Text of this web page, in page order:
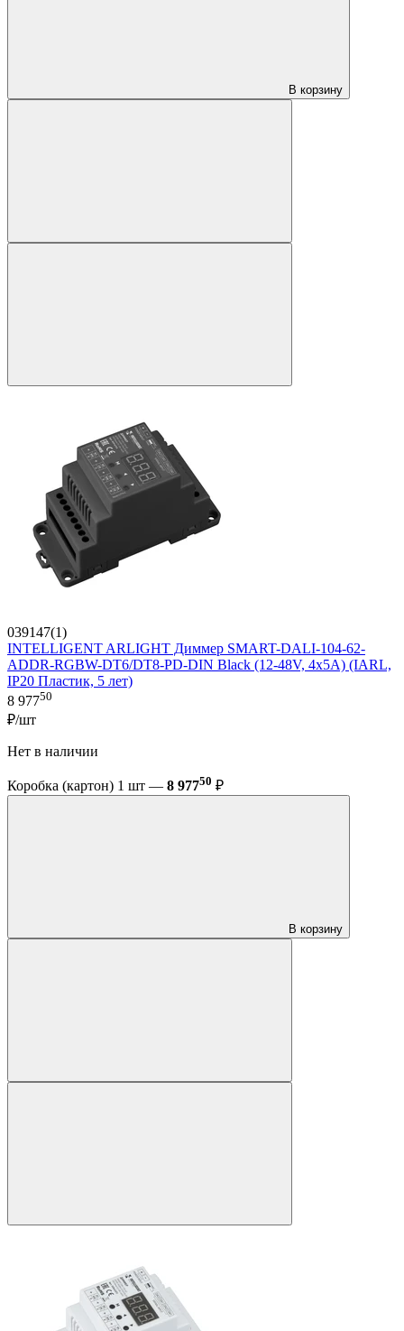
В корзину
039147(1)
INTELLIGENT ARLIGHT Диммер SMART-DALI-104-62-
ADDR-RGBW-DT6/DT8-PD-DIN Black (12-48V, 4x5А) (IARL,
IP20 Пластик, 5 лет)
8 97750
₽/шт
Нет в наличии
Коробка (картон) 1 шт — 8 97750 ₽
В корзину